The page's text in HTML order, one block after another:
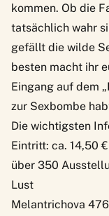
kommen. Ob die
tatsächlich wahr
gefällt die wilde
besten macht ihr
Eingang auf dem
zur Sexbombe
Die wichtigsten
Eintritt: ca. 14,50
über 350
Lust
Melantrichova